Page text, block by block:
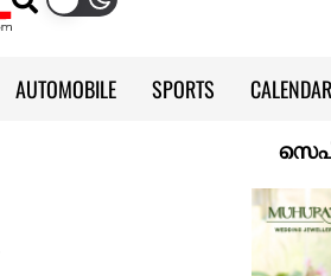
AUTOMOBILE SPORTS CALENDAR